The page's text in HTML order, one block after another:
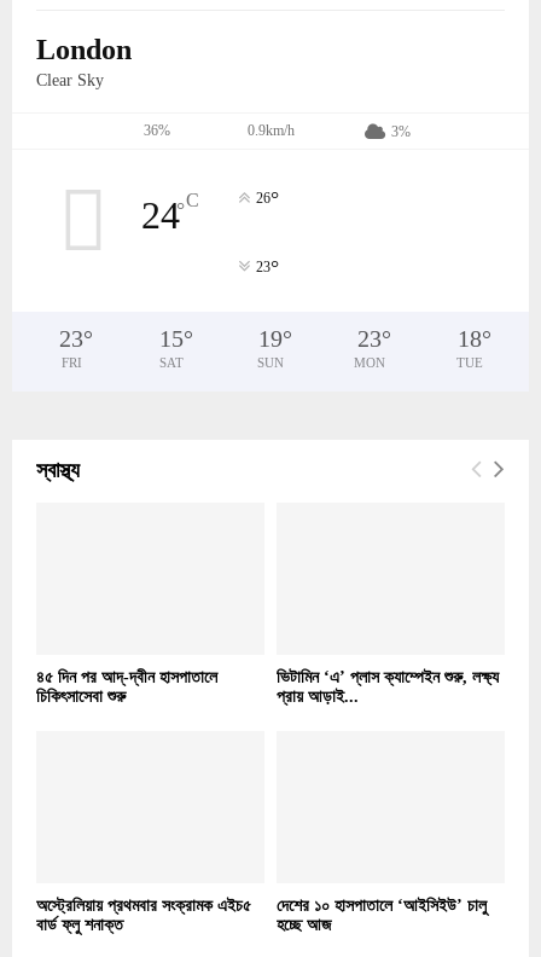
London
Clear Sky
36% 0.9km/h 3%
24°C 26°
23°
23°
FRI
15°
SAT
19°
SUN
23°
MON
18°
TUE
স্বাস্থ্য
৪৫ দিন পর আদ্-দ্বীন হাসপাতালে
চিকিৎসাসেবা শুরু
ভিটামিন ‘এ’ প্লাস ক্যাম্পেইন শুরু, লক্ষ্য
প্রায় আড়াই...
অস্ট্রেলিয়ায় প্রথমবার সংক্রামক এইচ৫
বার্ড ফ্লু শনাক্ত
দেশের ১০ হাসপাতালে ‘আইসিইউ’ চালু
হচ্ছে আজ